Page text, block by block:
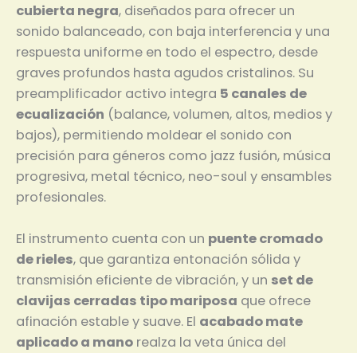
cubierta negra, diseñados para ofrecer un
sonido balanceado, con baja interferencia y una
respuesta uniforme en todo el espectro, desde
graves profundos hasta agudos cristalinos. Su
preamplificador activo integra 5 canales de
ecualización (balance, volumen, altos, medios y
bajos), permitiendo moldear el sonido con
precisión para géneros como jazz fusión, música
progresiva, metal técnico, neo-soul y ensambles
profesionales.
El instrumento cuenta con un puente cromado
de rieles, que garantiza entonación sólida y
transmisión eficiente de vibración, y un set de
clavijas cerradas tipo mariposa que ofrece
afinación estable y suave. El acabado mate
aplicado a mano realza la veta única del